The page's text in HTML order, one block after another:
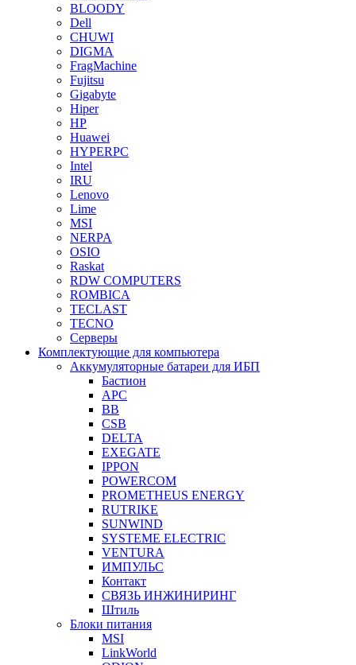
BLOODY
Dell
CHUWI
DIGMA
FragMachine
Fujitsu
Gigabyte
Hiper
HP
Huawei
HYPERPC
Intel
IRU
Lenovo
Lime
MSI
NERPA
OSIO
Raskat
RDW COMPUTERS
ROMBICA
TECLAST
TECNO
Серверы
Комплектующие для компьютера
Аккумуляторные батареи для ИБП
Бастион
APC
BB
CSB
DELTA
EXEGATE
IPPON
POWERCOM
PROMETHEUS ENERGY
RUTRIKE
SUNWIND
SYSTEME ELECTRIC
VENTURA
ИМПУЛЬС
Контакт
СВЯЗЬ ИНЖИНИРИНГ
Штиль
Блоки питания
MSI
LinkWorld